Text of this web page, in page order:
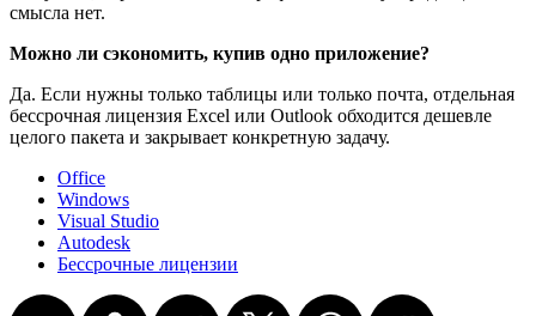
смысла нет.
Можно ли сэкономить, купив одно приложение?
Да. Если нужны только таблицы или только почта, отдельная
бессрочная лицензия Excel или Outlook обходится дешевле
целого пакета и закрывает конкретную задачу.
Office
Windows
Visual Studio
Autodesk
Бессрочные лицензии